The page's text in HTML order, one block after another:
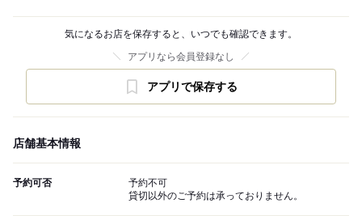
気になるお店を保存すると、いつでも確認できます。
アプリなら会員登録なし
アプリで保存する
店舗基本情報
予約可否
予約不可
貸切以外のご予約は承っておりません。